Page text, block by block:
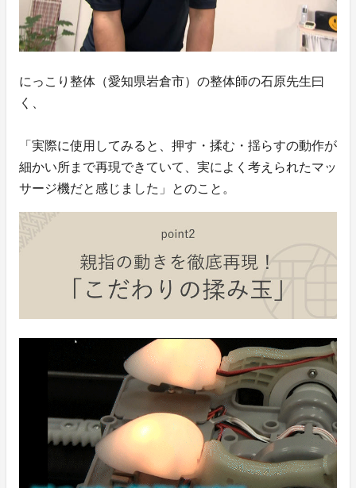
にっこり整体（愛知県岩倉市）の整体師の石原先生曰
く、
「実際に使用してみると、押す・揉む・揺らすの動作が
細かい所まで再現できていて、実によく考えられたマッ
サージ機だと感じました」とのこと。